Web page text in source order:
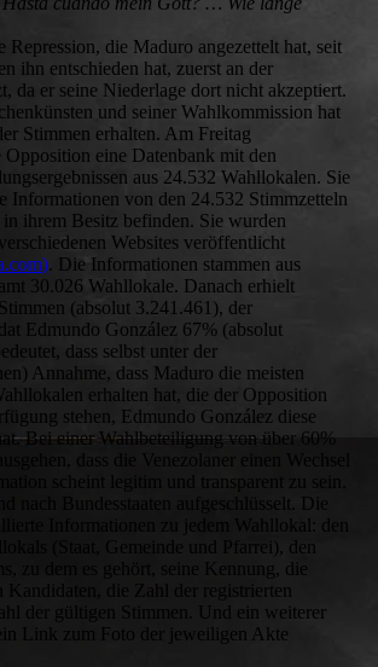
Repression, die Maduro angezettelt hat, seit
ihn entschieden hat, zuerst an der
da er seine Niederlage dort nicht akzeptiert.
und seiner Wahlkommission hat
Stimmen erhalten. Am Freitag
Opposition eine Datenbank mit den
aus 24.532 Wahllokalen. Sie
Informationen von den 24.532 Stimmzetteln
in ihrem Besitz befinden. Sie wurden
Websites veröffentlicht
. Die Informationen stammen aus
30.026 Wahllokale. Danach erhielt
(absolut 3.241.461), der
Edmundo González 67% (absolut
dass selbst unter der
Annahme, dass Maduro die meisten
erhalten hat, die der Opposition
stehen, Edmundo González diese
Bei einer Wahlbeteiligung von über 60%
dass die Venezolaner einen Wechsel
scheint legitim und transparent zu sein.
nach Bundesstaaten aufgeschlüsselt. Die
Informationen zu jedem Wahllokal: den
(Staat, Gemeinde und Pfarrei), den
zu dem es gehört, seine Kennung, die
Kandidaten, die Zahl der registrierten
der gültigen Stimmen. Und ein weiterer
Link zum Foto der jeweiligen Akte